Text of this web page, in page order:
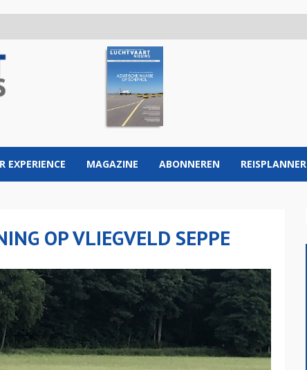
EXPERIENCE MAGAZINE ABONNEREN REISPLANNER
OP VLIEGVELD SEPPE